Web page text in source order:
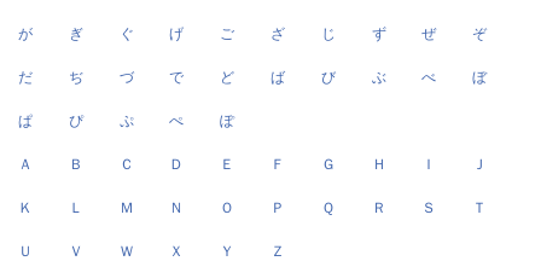
が ぎ ぐ げ ご ざ じ ず ぜ ぞ
だ ぢ づ で ど ば び ぶ べ ぼ
ぱ ぴ ぷ ぺ ぽ
Ａ Ｂ Ｃ Ｄ Ｅ Ｆ Ｇ Ｈ Ｉ Ｊ
Ｋ Ｌ Ｍ Ｎ Ｏ Ｐ Ｑ Ｒ Ｓ Ｔ
Ｕ Ｖ Ｗ Ｘ Ｙ Ｚ